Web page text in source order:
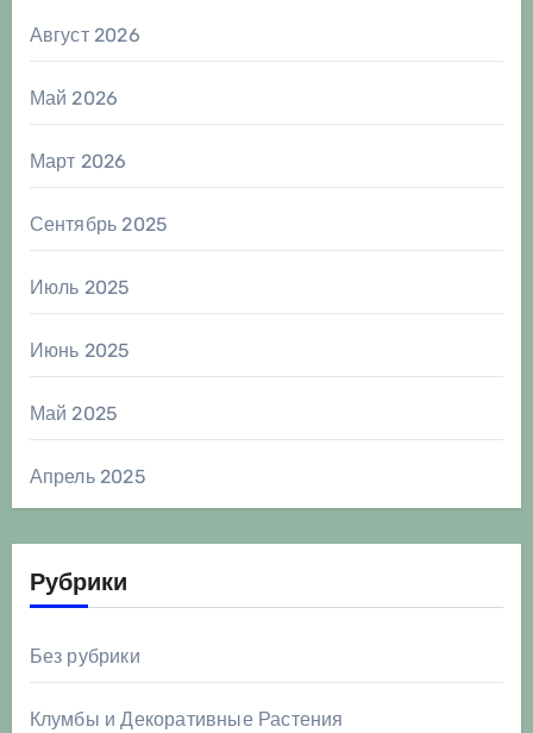
Август 2026
Май 2026
Март 2026
Сентябрь 2025
Июль 2025
Июнь 2025
Май 2025
Апрель 2025
Рубрики
Без рубрики
Клумбы и Декоративные Растения